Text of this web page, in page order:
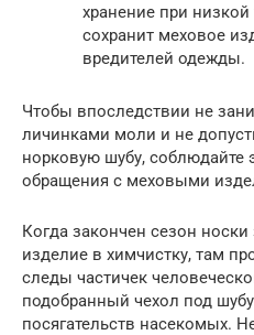
хранение при
сохранит меховое
вредителей одежды.
Чтобы впоследствии не
личинками моли и не
норковую шубу, соблюдайте
обращения с меховыми
Когда закончен сезон
изделие в химчистку, там
следы частичек
подобранный чехол под
посягательств насекомых.